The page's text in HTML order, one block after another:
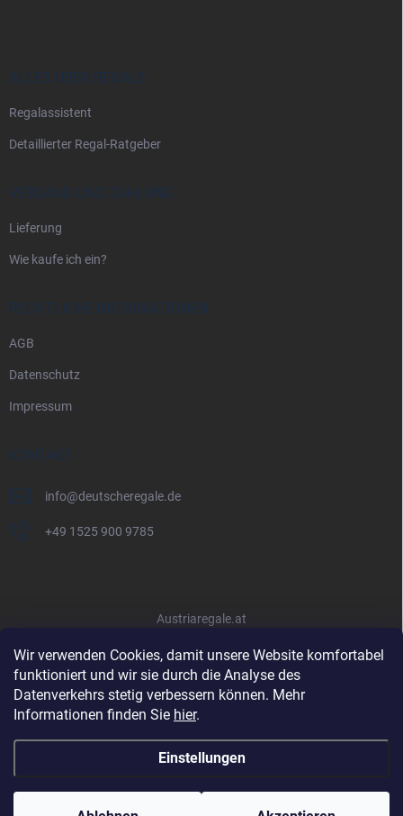
Wir verwenden Cookies, damit unsere Website komfortabel
funktioniert und wir sie durch die Analyse des
Datenverkehrs stetig verbessern können. Mehr
Informationen finden Sie hier.
Einstellungen
ALLES ÜBER REGALE
Regalassistent
Detaillierter Regal-Ratgeber
VERSAND UND ZAHLUNG
Lieferung
Wie kaufe ich ein?
RECHTLICHE INFORMATIONEN
AGB
Datenschutz
Impressum
KONTAKT
info@deutscheregale.de
+49 1525 900 9785
Austriaregale.at
Copyright 2026Deutscheregale.de. Alle Rechte vorbehalten.Cookie-